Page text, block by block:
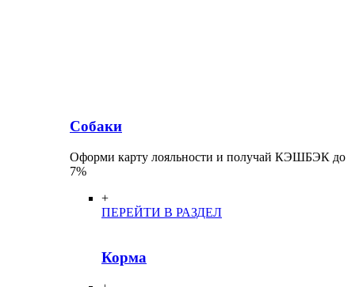
Собаки
Оформи карту лояльности и получай КЭШБЭК до
7%
+
ПЕРЕЙТИ В РАЗДЕЛ
Корма